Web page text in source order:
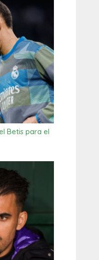
Betis para el